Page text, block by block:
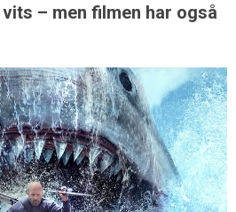
– men filmen har også